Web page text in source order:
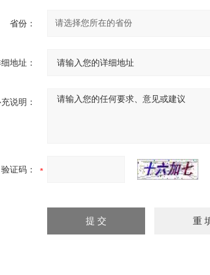
省份：
地址：
说明：
验证码：